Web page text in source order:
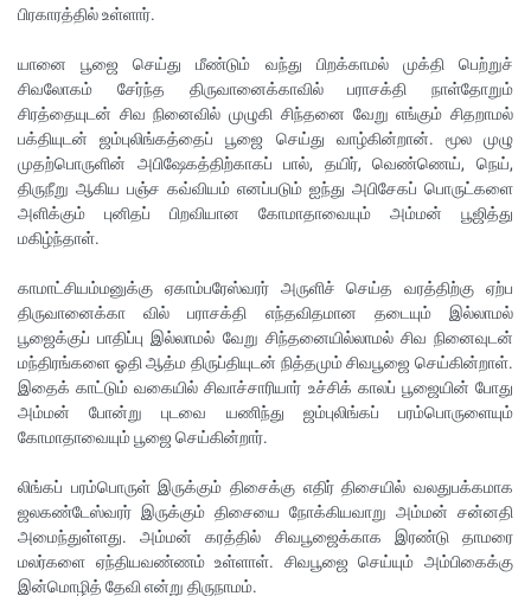
பிரகாரத்தில் உள்ளார்.
யானை பூஜை செய்து மீண்டும் வந்து பிறக்காமல் முக்தி பெற்றுச்
சிவலோகம் சேர்ந்த திருவானைக்காவில் பராசக்தி நாள்தோறும்
சிரத்தையுடன் சிவ நினைவில் முழுகி சிந்தனை வேறு எங்கும் சிதறாமல்
பக்தியுடன் ஜம்புலிங்கத்தைப் பூஜை செய்து வாழ்கின்றான். மூல முழு
முதற்பொருளின் அபிஷேகத்திற்காகப் பால், தயிர், வெண்ணெய், நெய்,
திருநீறு ஆகிய பஞ்ச கவ்வியம் எனப்படும் ஐந்து அபிசேகப் பொருட்களை
அளிக்கும் புனிதப் பிறவியான கோமாதாவையும் அம்மன் பூஜித்து
மகிழ்ந்தாள்.
காமாட்சியம்மனுக்கு ஏகாம்பரேஸ்வரர் அருளிச் செய்த வரத்திற்கு ஏற்ப
திருவானைக்கா வில் பராசக்தி எந்தவிதமான தடையும் இல்லாமல்
பூஜைக்குப் பாதிப்பு இல்லாமல் வேறு சிந்தனையில்லாமல் சிவ நினைவுடன்
மந்திரங்களை ஓதி ஆத்ம திருப்தியுடன் நித்தமும் சிவபூஜை செய்கின்றாள்.
இதைக் காட்டும் வகையில் சிவாச்சாரியார் உச்சிக் காலப் பூஜையின் போது
அம்மன் போன்று புடவை யணிந்து ஜம்புலிங்கப் பரம்பொருளையும்
கோமாதாவையும் பூஜை செய்கின்றார்.
லிங்கப் பரம்பொருள் இருக்கும் திசைக்கு எதிர் திசையில் வலதுபக்கமாக
ஜலகண்டேஸ்வரர் இருக்கும் திசையை நோக்கியவாறு அம்மன் சன்னதி
அமைந்துள்ளது. அம்மன் கரத்தில் சிவபூஜைக்காக இரண்டு தாமரை
மலர்களை ஏந்தியவண்ணம் உள்ளாள். சிவபூஜை செய்யும் அம்பிகைக்கு
இன்மொழித் தேவி என்று திருநாமம்.